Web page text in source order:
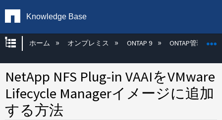
Knowledge Base
グローバル階層を展開/折りたたむ
ホーム オンプレミス ONTAP 9 ONTAP管理
NetApp NFS Plug-in VAAIをVMware
Lifecycle Managerイメージに追加
する方法